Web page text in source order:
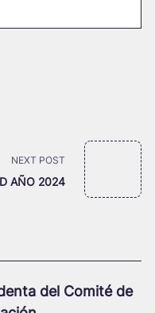
NEXT POST
AÑO 2024
del Comité de